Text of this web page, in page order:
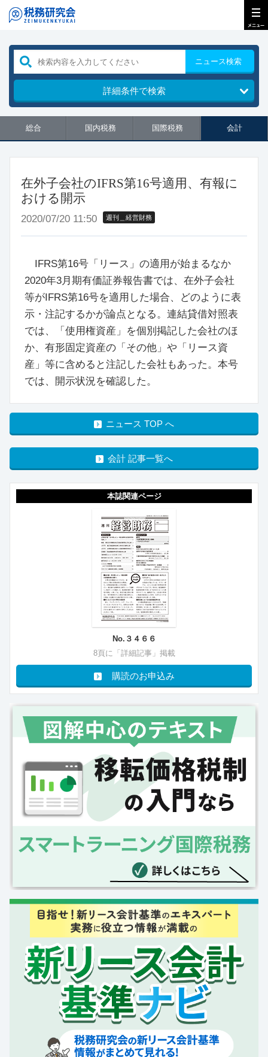
ニュース検索
詳細条件で検索
総合 国内税務 国際税務 会計
在外子会社のIFRS第16号適用、有報に
おける開示
2020/07/20 11:50 週刊＿経営財務
IFRS第16号「リース」の適用が始まるなか
2020年3月期有価証券報告書では、在外子会社
等がIFRS第16号を適用した場合、どのように表
示・注記するかが論点となる。連結貸借対照表
では、「使用権資産」を個別掲記した会社のほ
か、有形固定資産の「その他」や「リース資
産」等に含めると注記した会社もあった。本号
では、開示状況を確認した。
ニュース TOP へ
会計 記事一覧へ
本誌関連ページ
No.３４６６
8頁に「詳細記事」掲載
購読のお申込み